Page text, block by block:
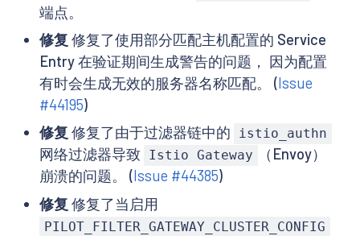
端点。
修复 修复了使用部分匹配主机配置的 Service
Entry 在验证期间生成警告的问题， 因为配置
有时会生成无效的服务器名称匹配。 (Issue
#44195)
修复 修复了由于过滤器链中的 istio_authn
网络过滤器导致 Istio Gateway
（Envoy）
崩溃的问题。 (Issue #44385)
修复 修复了当启用
PILOT_FILTER_GATEWAY_CLUSTER_CONFIG